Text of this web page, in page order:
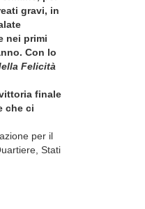
gravi, in
nei primi
Con lo
Felicità
finale
che ci
per il
Stati